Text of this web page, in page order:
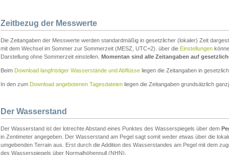
Zeitbezug der Messwerte
Die Zeitangaben der Messwerte werden standardmäßig in gesetzlicher (lokaler) Zeit
mit dem Wechsel im Sommer zur Sommerzeit (MESZ, UTC+2). über die Einstellungen
Darstellung ohne Sommerzeit einstellen. Momentan sind alle Zeitangaben auf
Beim Download langfristiger Wasserstände und Abflüsse liegen die Zeitangaben in
In den zum Download angebotenen Tagesdateien liegen die Zeitangaben grundsätzlich
Der Wasserstand
Der Wasserstand ist der lotrechte Abstand eines Punktes des Wasserspiegels über dem
in Zentimeter angegeben. Der Wasserstand am Pegel sagt somit weder etwas über die
umgebenden Terrain aus. Erst durch die Addition des Wasserstandes am Pegel mit dem
des Wasserspiegels über Normalhöhennull (NHN).